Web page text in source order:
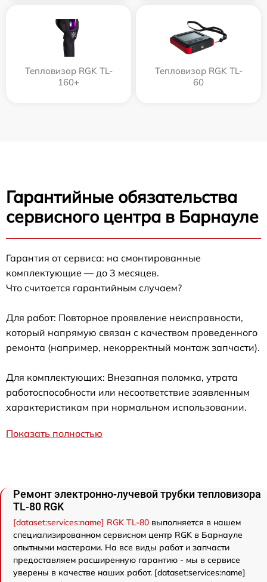
Тепловизор RGK TL-
160+
Тепловизор RGK TL-
60
Гарантийные обязательства
сервисного центра в Барнауле
Гарантия от сервиса: на смонтированные
комплектующие — до 3 месяцев.
Что считается гарантийным случаем?
Для работ: Повторное проявление неисправности,
который напрямую связан с качеством проведенного
ремонта (например, некорректный монтаж запчасти).
Для комплектующих: Внезапная поломка, утрата
работоспособности или несоответствие заявленным
характеристикам при нормальном использовании.
Показать полностью
Ремонт электронно-лучевой трубки тепловизора
TL-80 RGK
[dataset:services:name] RGK TL-80 выполняется в нашем
специализированном сервисном центр RGK в Барнауле
опытными мастерами. На все виды работ и запчасти
предоставляем расширенную гарантию - мы в сервисе
уверены в качестве наших работ. [dataset:services:name]